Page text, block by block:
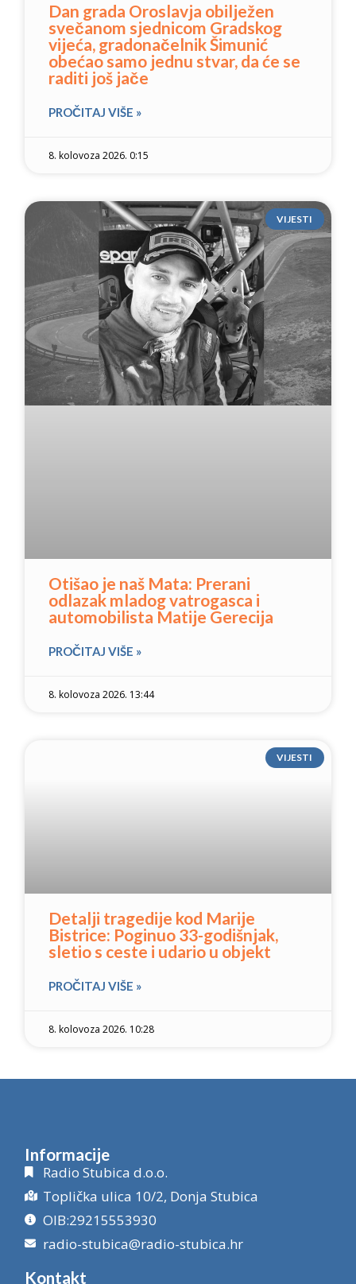
Dan grada Oroslavja obilježen
svečanom sjednicom Gradskog
vijeća, gradonačelnik Šimunić
obećao samo jednu stvar, da će se
raditi još jače
PROČITAJ VIŠE »
8. kolovoza 2026. 0:15
VIJESTI
Otišao je naš Mata: Prerani
odlazak mladog vatrogasca i
automobilista Matije Gerecija
PROČITAJ VIŠE »
8. kolovoza 2026. 13:44
VIJESTI
Detalji tragedije kod Marije
Bistrice: Poginuo 33-godišnjak,
sletio s ceste i udario u objekt
PROČITAJ VIŠE »
8. kolovoza 2026. 10:28
Informacije
Radio Stubica d.o.o.
Toplička ulica 10/2, Donja Stubica
OIB:29215553930
radio-stubica@radio-stubica.hr
Kontakt